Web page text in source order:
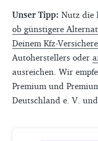
Unser Tipp: Nutz die
ob günstigere
Deinem Kfz-
Autoherstellers oder
ausreichen. Wir
Premium und
Deutschland e. V. und